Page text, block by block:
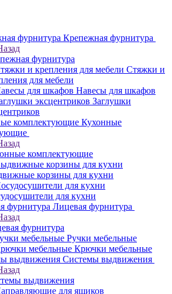
Крепежная фурнитура
фурнитура
Стяжки и
для мебели
Навесы для шкафов
Заглушки
Кухонные
комплектующие
корзины для кухни
для кухни
Лицевая фурнитура
фурнитура
Ручки мебельные
Крючки мебельные
Системы выдвижения
выдвижения